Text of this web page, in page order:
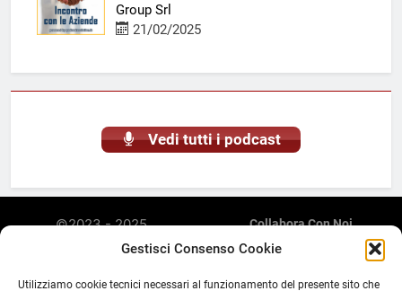
Gestisci Consenso Cookie
Utilizziamo cookie tecnici necessari al funzionamento del presente sito che
Group Srl
21/02/2025
Vedi tutti i podcast
©2023 - 2025
Radiomarketing è una
streaming, podcasting,
Collabora Con Noi
Privacy Policy
Abusi E Violazione Di Copyright